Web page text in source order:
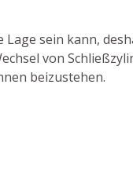
sein kann,
von
beizustehen.